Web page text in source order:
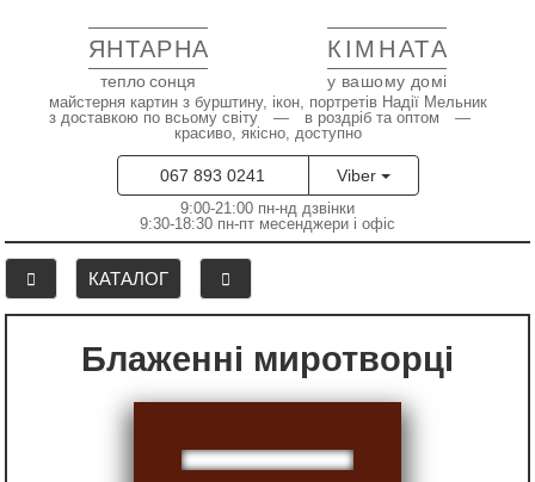
ЯНТАРНА КІМНАТА
тепло сонця у вашому домі
майстерня картин з бурштину, ікон, портретів Надії Мельник
з доставкою по всьому світу — в роздріб та оптом —
красиво, якісно, доступно
067 893 0241 Viber
9:00-21:00 пн-нд дзвінки
9:30-18:30 пн-пт месенджери і офіс
КАТАЛОГ
Блаженні миротворці